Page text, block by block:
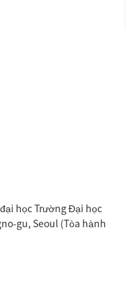
học Trường Đại học
gu, Seoul (Tòa hành